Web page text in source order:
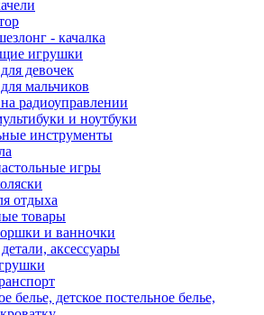
- качалка
игрушки
девочек
мальчиков
радиоуправлении
и ноутбуки
инструменты
игры
отдыха
товары
и ванночки
аксессуары
белье, детское постельное белье,